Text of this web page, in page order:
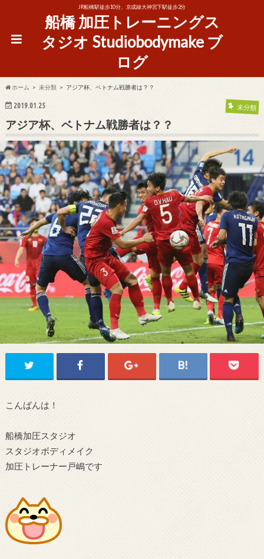
JR船橋駅徒歩10分、京成線大神宮下駅徒歩2分
船橋 加圧トレーニングス
タジオ Studiobodymake ブ
ログ
ホーム 未分類 アジア杯、ベトナム戦勝者は？？
2019.01.25 未分類
アジア杯、ベトナム戦勝者は？？
こんばんは！
船橋加圧スタジオ
スタジオボディメイク
加圧トレーナー戸嶋です